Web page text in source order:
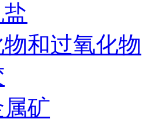
和过氧化物
矿